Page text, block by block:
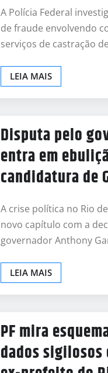
A Polícia Federal
de fraude envolvendo
serviços de castração
LEIA MAIS
Disputa pelo
entra em
candidatura de
A crise política no Rio
novo capítulo com a
governador Anthony
LEIA MAIS
PF mira
dados